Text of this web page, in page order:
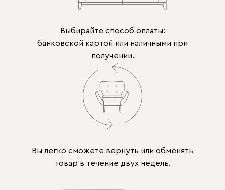
Выбирайте способ оплаты:
банковской картой или наличными при
получении.
Вы легко сможете вернуть или обменять
товар в течение двух недель.